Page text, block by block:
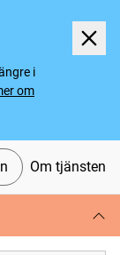
i
om
Om tjänsten